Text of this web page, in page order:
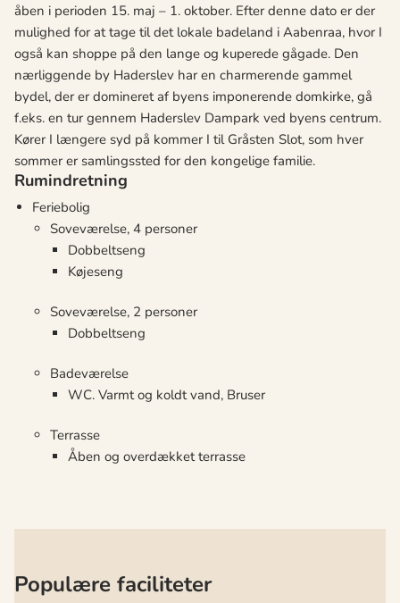
åben i perioden 15. maj – 1. oktober. Efter denne dato er der
mulighed for at tage til det lokale badeland i Aabenraa, hvor I
også kan shoppe på den lange og kuperede gågade. Den
nærliggende by Haderslev har en charmerende gammel
bydel, der er domineret af byens imponerende domkirke, gå
f.eks. en tur gennem Haderslev Dampark ved byens centrum.
Kører I længere syd på kommer I til Gråsten Slot, som hver
sommer er samlingssted for den kongelige familie.
Rumindretning
Feriebolig
Soveværelse, 4 personer
Dobbeltseng
Køjeseng
Soveværelse, 2 personer
Dobbeltseng
Badeværelse
WC. Varmt og koldt vand, Bruser
Terrasse
Åben og overdækket terrasse
Populære faciliteter